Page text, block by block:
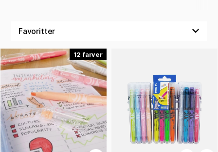
læse, samtidig med at markeringerne forbliver tydelige og
organiserede. Blækket flyder jævnt over papiret og fungerer
godt til både bøger, noter og planners, hvor fleksibilitet er
vigtig.
Pilot FriXion Light er et populært valg for studerende,
kontorbrugere og kreative planlæggere, som ønsker at
kunne markere, ændre og organisere uden at efterlade
permanente spor. Serien kombinerer funktion, farve og
brugervenlighed i et smart og fleksibelt format.
12